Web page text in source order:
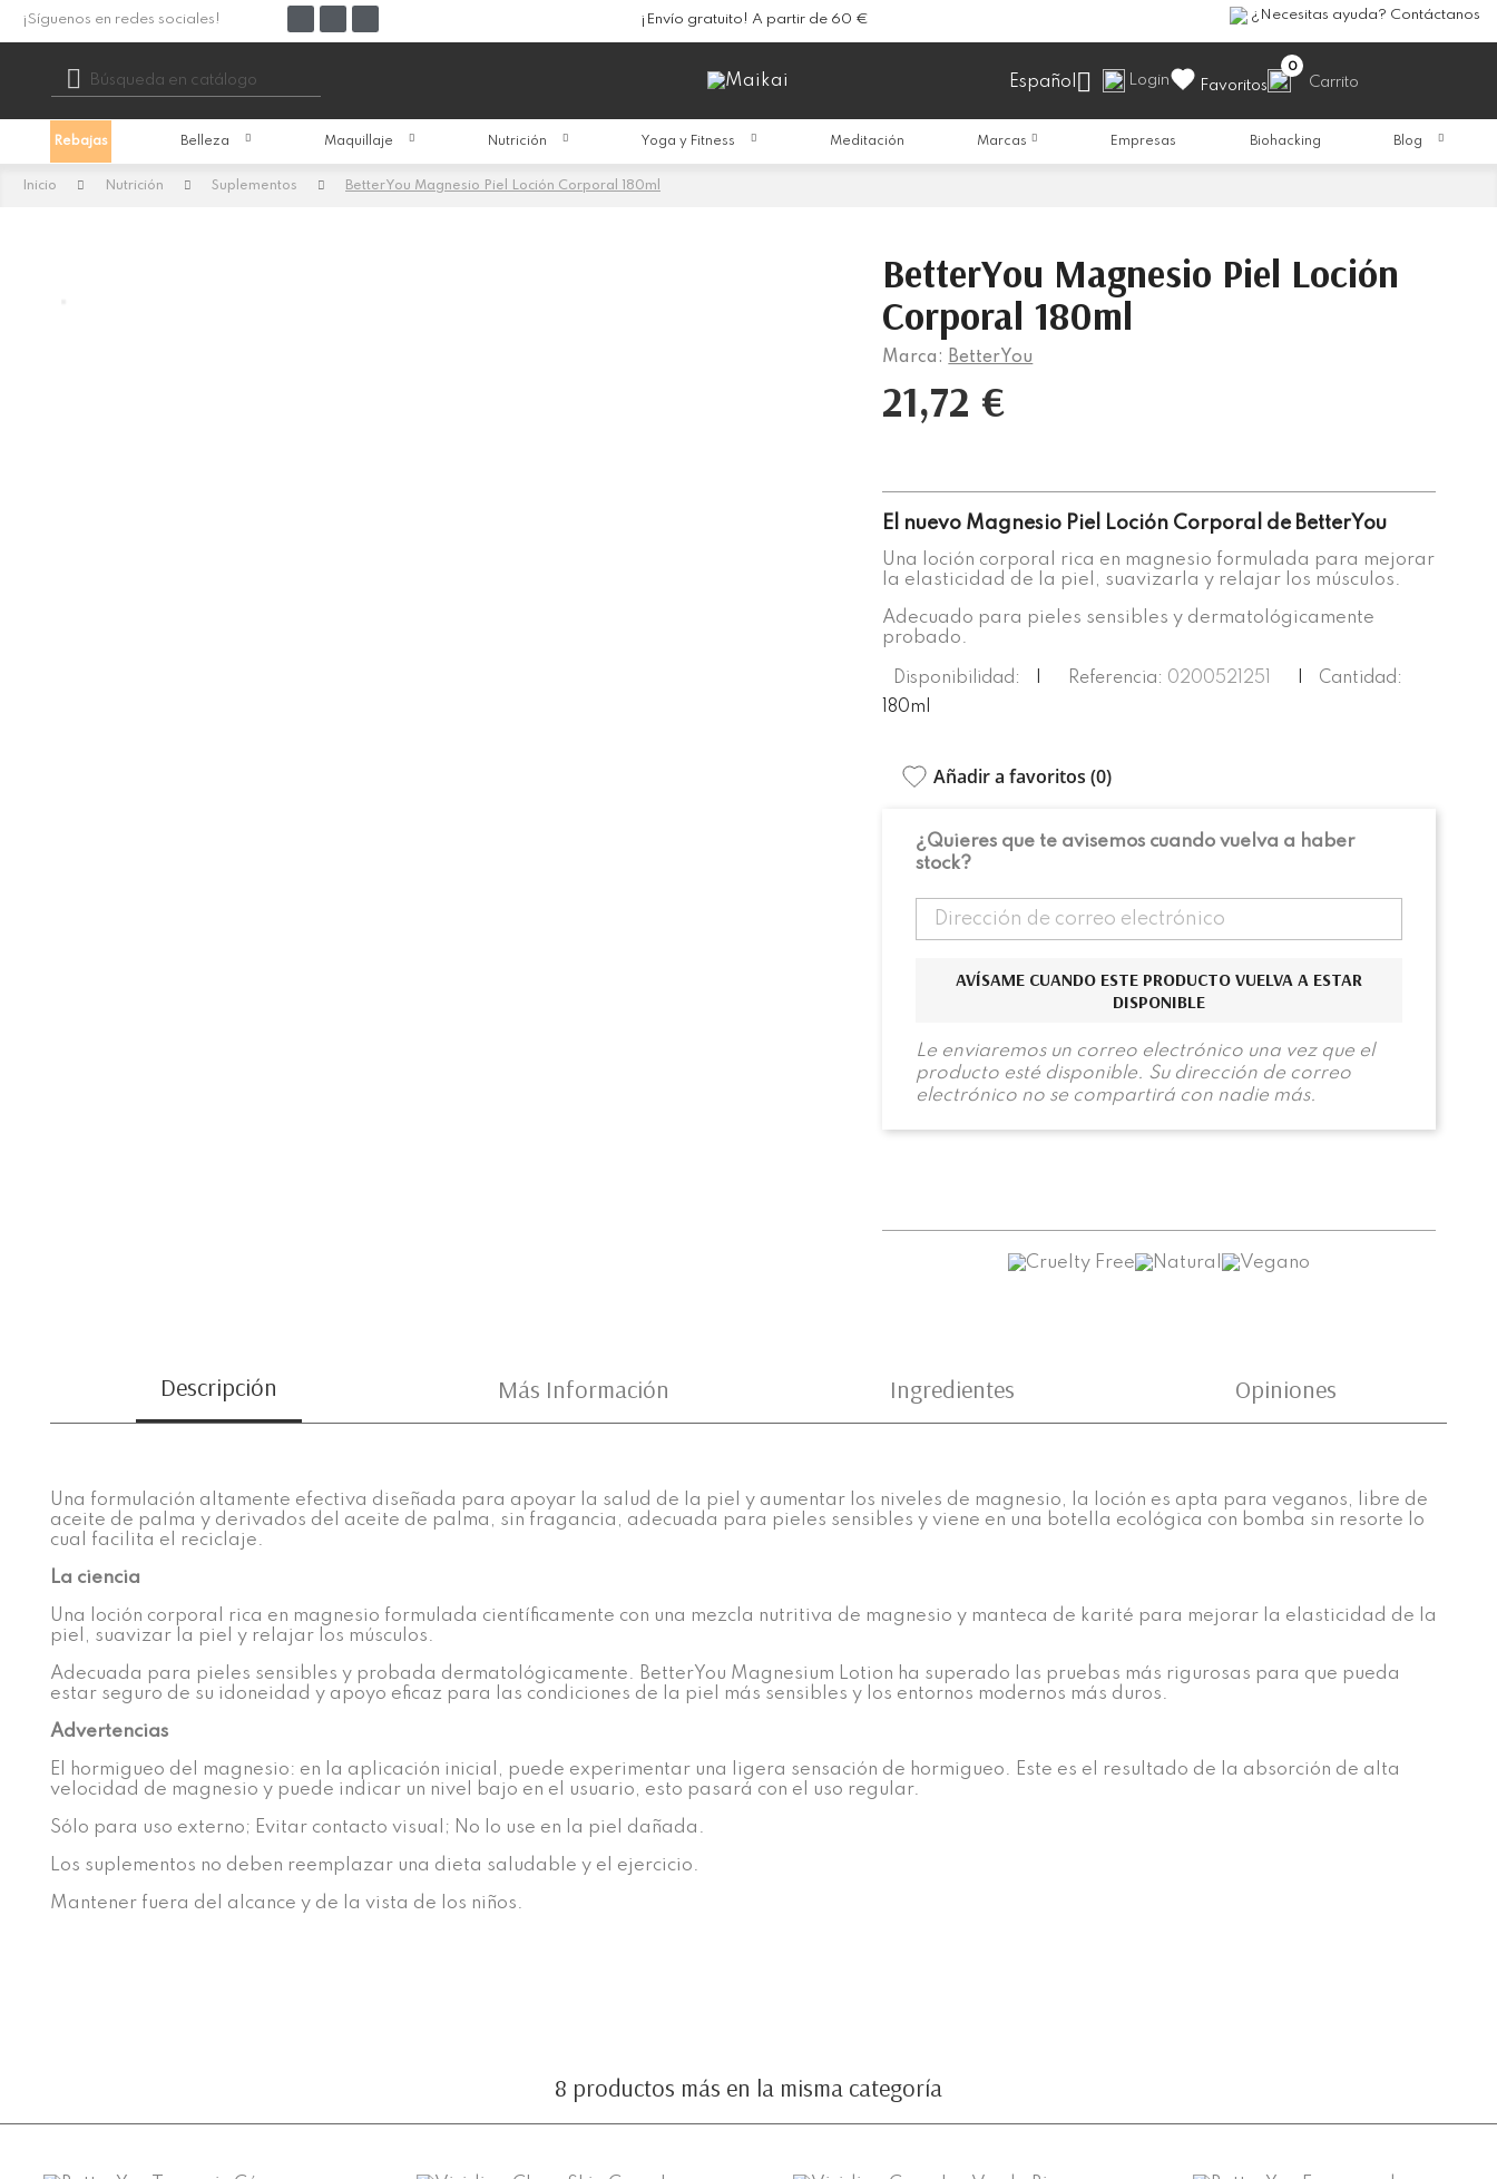
¡Síguenos en redes sociales! ¡Envío gratuito! A partir de 60 € ¿Necesitas ayuda? Contáctanos
 Español  Login Favoritos
0
Carrito
Rebajas Belleza Maquillaje Nutrición Yoga y Fitness Meditación Marcas Empresas Biohacking Blog
Inicio Nutrición Suplementos BetterYou Magnesio Piel Loción Corporal 180ml
BetterYou Magnesio Piel Loción
Corporal 180ml
Marca: BetterYou
21,72 €
El nuevo Magnesio Piel Loción Corporal de BetterYou
Una loción corporal rica en magnesio formulada para mejorar
la elasticidad de la piel, suavizarla y relajar los músculos.
Adecuado para pieles sensibles y dermatológicamente
probado.
Disponibilidad: Referencia: 0200521251
Cantidad:
180ml
Añadir a favoritos (0)
¿Quieres que te avisemos cuando vuelva a haber
stock?
AVÍSAME CUANDO ESTE PRODUCTO VUELVA A ESTAR
DISPONIBLE
Le enviaremos un correo electrónico una vez que el
producto esté disponible. Su dirección de correo
electrónico no se compartirá con nadie más.
Descripción Ingredientes
Más Información Opiniones
Una formulación altamente efectiva diseñada para apoyar la salud de la piel y aumentar los niveles de magnesio, la loción es apta para veganos, libre de
aceite de palma y derivados del aceite de palma, sin fragancia, adecuada para pieles sensibles y viene en una botella ecológica con bomba sin resorte lo
cual facilita el reciclaje.
La ciencia
Una loción corporal rica en magnesio formulada científicamente con una mezcla nutritiva de magnesio y manteca de karité para mejorar la elasticidad de la
piel, suavizar la piel y relajar los músculos.
Adecuada para pieles sensibles y probada dermatológicamente. BetterYou Magnesium Lotion ha superado las pruebas más rigurosas para que pueda
estar seguro de su idoneidad y apoyo eficaz para las condiciones de la piel más sensibles y los entornos modernos más duros.
Advertencias
El hormigueo del magnesio: en la aplicación inicial, puede experimentar una ligera sensación de hormigueo. Este es el resultado de la absorción de alta
velocidad de magnesio y puede indicar un nivel bajo en el usuario, esto pasará con el uso regular.
Sólo para uso externo; Evitar contacto visual; No lo use en la piel dañada.
Los suplementos no deben reemplazar una dieta saludable y el ejercicio.
Mantener fuera del alcance y de la vista de los niños.
8 productos más en la misma categoría